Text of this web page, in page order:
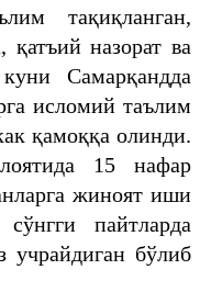
тақиқланган,
назорат ва
Самарқандда
исломий таълим
қамоққа олинди.
15 нафар
жиноят иши
пайтларда
учрайдиган бўлиб